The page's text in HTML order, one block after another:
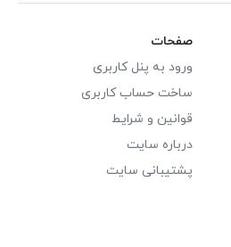
صفحات
ورود به پنل کاربری
ساخت حساب کاربری
قوانین و شرایط
درباره سایت
پشتیبانی سایت